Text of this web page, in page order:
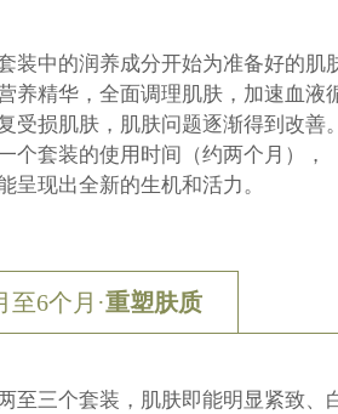
装中的润养成分开始为准备好的肌
养精华，全面调理肌肤，加速血液
受损肌肤，肌肤问题逐渐得到改善
个套装的使用时间（约两个月），
呈现出全新的生机和活力。
至三个套装，肌肤即能明显紧致、
至6个月·重塑肤质